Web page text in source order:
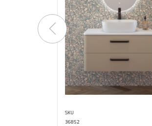
SKU
36852
Previous